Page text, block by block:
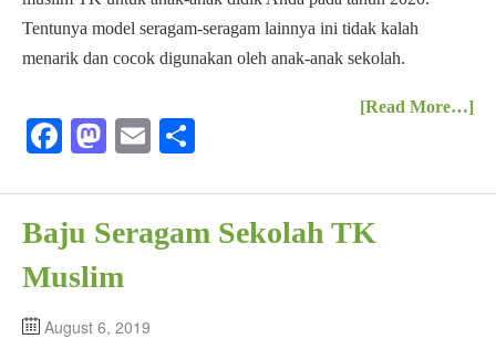
Tentunya model seragam-seragam lainnya ini tidak kalah
menarik dan cocok digunakan oleh anak-anak sekolah.
[Read More…]
Fa
bo
ok
M
to
do
n
E
ail re
Baju Seragam Sekolah TK
Muslim
August 6, 2019